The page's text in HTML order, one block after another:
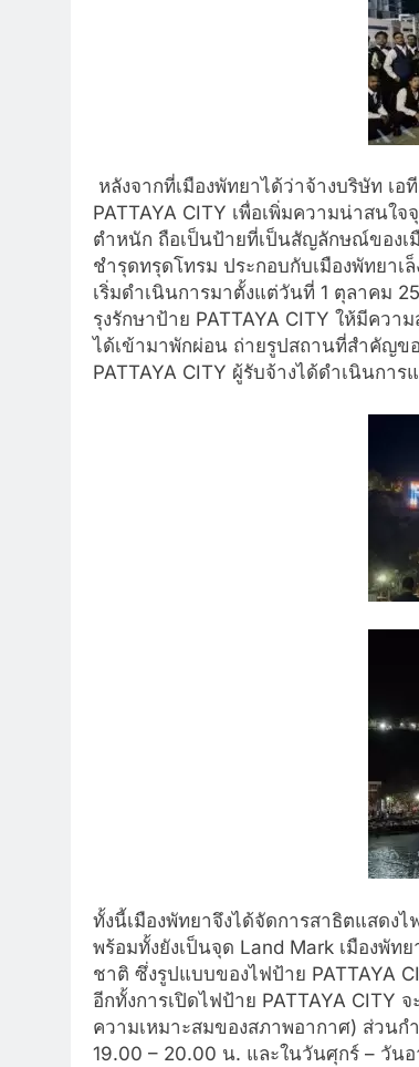
หลังจากที่เมืองพัทยาได้ว่าจ้างบริษัท เอ
PATTAYA CITY เพื่อเพิ่มความน่าสนใ
ตำหนัก ถือเป็นป้ายที่เป็นสัญลักษณ์ของเ
ชำรุดทรุดโทรม ประกอบกับเมืองพัทยาเล็
เริ่มดำเนินการมาตั้งแต่วันที่ 1 ตุลาคม
รุงรักษาป้าย PATTAYA CITY ให้มีควา
ได้เข้ามาพักผ่อน ถ่ายรูปสถานที่สำคัญขอ
PATTAYA CITY ผู้รับจ้างได้ดำเนินการ
ทั้งนี้เมืองพัทยาจึงได้จัดการสาธิตแสดงไ
พร้อมทั้งยังเป็นจุด Land Mark เมืองพัทย
ชาติ ซึ่งรูปแบบของไฟป้าย PATTAYA
อีกทั้งการเปิดไฟป้าย PATTAYA CITY
ความเหมาะสมของสภาพอากาศ) ส่วน
19.00 – 20.00 น. และในวันศุกร์ – วัน